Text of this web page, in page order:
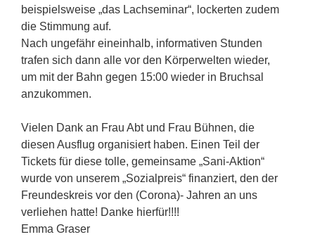
beispielsweise „das Lachseminar“, lockerten zudem
die Stimmung auf.
Nach ungefähr eineinhalb, informativen Stunden
trafen sich dann alle vor den Körperwelten wieder,
um mit der Bahn gegen 15:00 wieder in Bruchsal
anzukommen.
Vielen Dank an Frau Abt und Frau Bühnen, die
diesen Ausflug organisiert haben. Einen Teil der
Tickets für diese tolle, gemeinsame „Sani-Aktion“
wurde von unserem „Sozialpreis“ finanziert, den der
Freundeskreis vor den (Corona)- Jahren an uns
verliehen hatte! Danke hierfür!!!!
Emma Graser